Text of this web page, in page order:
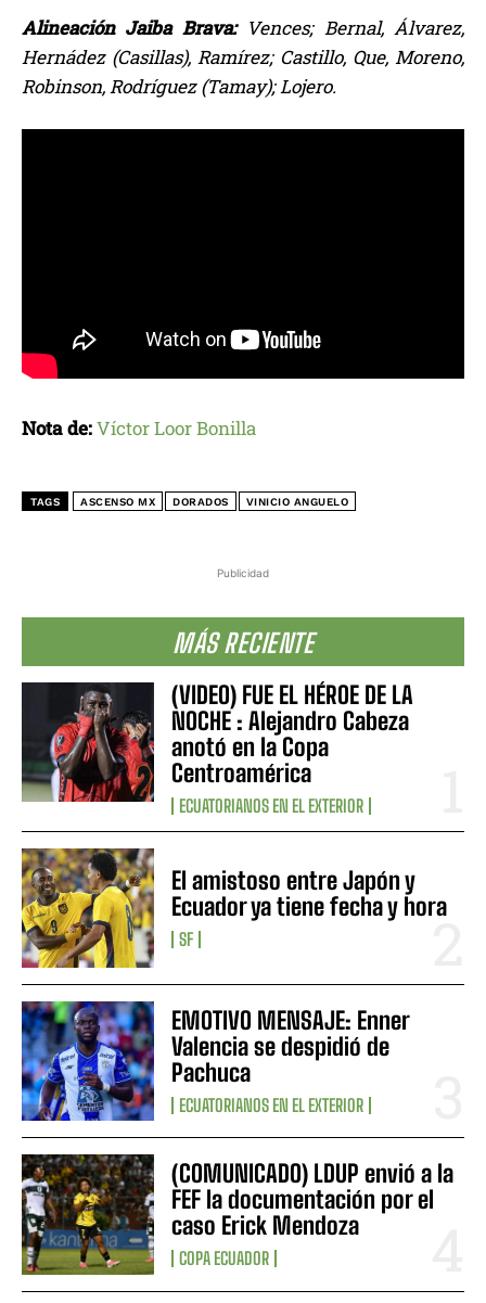
Publicidad
MÁS RECIENTE
(VIDEO) FUE EL HÉROE DE LA
NOCHE : Alejandro Cabeza
anotó en la Copa
Centroamérica
ECUATORIANOS EN EL EXTERIOR
El amistoso entre Japón y
Ecuador ya tiene fecha y hora
SF
EMOTIVO MENSAJE: Enner
Valencia se despidió de
Pachuca
ECUATORIANOS EN EL EXTERIOR
(COMUNICADO) LDUP envió a la
FEF la documentación por el
caso Erick Mendoza
COPA ECUADOR
Alineación Jaiba Brava:Vences; Bernal, Álvarez,
Hernádez (Casillas), Ramírez; Castillo, Que, Moreno,
Robinson, Rodríguez (Tamay); Lojero.
Nota de:Víctor Loor Bonilla
TAGS ASCENSO MX DORADOS VINICIO ANGUELO